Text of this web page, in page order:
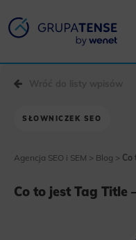
SŁOWNICZEK SEO
Agencja SEO i SEM > Blog > Co
Co to jest Tag Title